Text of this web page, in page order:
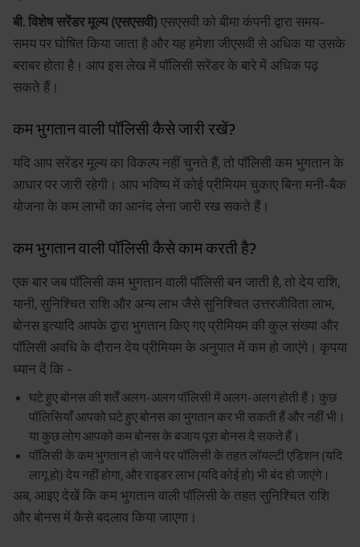
बी. विशेष सरेंडर मूल्य (एसएसवी) एसएसवी को बीमा कंपनी द्वारा समय-
समय पर घोषित किया जाता है और यह हमेशा जीएसवी से अधिक या उसके
बराबर होता है। आप इस लेख में पॉलिसी सरेंडर के बारे में अधिक पढ़
सकते हैं।
कम भुगतान वाली पॉलिसी कैसे जारी रखें?
यदि आप सरेंडर मूल्य का विकल्प नहीं चुनते हैं, तो पॉलिसी कम भुगतान के
आधार पर जारी रहेगी। आप भविष्य में कोई प्रीमियम चुकाए बिना मनी-बैक
योजना के कम लाभों का आनंद लेना जारी रख सकते हैं।
कम भुगतान वाली पॉलिसी कैसे काम करती है?
एक बार जब पॉलिसी कम भुगतान वाली पॉलिसी बन जाती है, तो देय राशि,
यानी, सुनिश्चित राशि और अन्य लाभ जैसे सुनिश्चित उत्तरजीविता लाभ,
बोनस इत्यादि आपके द्वारा भुगतान किए गए प्रीमियम की कुल संख्या और
पॉलिसी अवधि के दौरान देय प्रीमियम के अनुपात में कम हो जाएंगे। कृपया
ध्यान दें कि -
घटे हुए बोनस की शर्तें अलग-अलग पॉलिसी में अलग-अलग होती हैं। कुछ
पॉलिसियाँ आपको घटे हुए बोनस का भुगतान कर भी सकती हैं और नहीं भी।
या कुछ लोग आपको कम बोनस के बजाय पूरा बोनस दे सकते हैं।
पॉलिसी के कम भुगतान हो जाने पर पॉलिसी के तहत लॉयल्टी एडिशन (यदि
लागू हो) देय नहीं होगा, और राइडर लाभ (यदि कोई हो) भी बंद हो जाएंगे।
अब, आइए देखें कि कम भुगतान वाली पॉलिसी के तहत सुनिश्चित राशि
और बोनस में कैसे बदलाव किया जाएगा।